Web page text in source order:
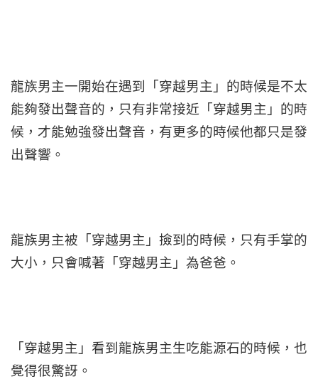
龍族男主一開始在遇到「穿越男主」的時候是不太
能夠發出聲音的，只有非常接近「穿越男主」的時
候，才能勉強發出聲音，有更多的時候他都只是發
出聲響。
龍族男主被「穿越男主」撿到的時候，只有手掌的
大小，只會喊著「穿越男主」為爸爸。
「穿越男主」看到龍族男主生吃能源石的時候，也
覺得很驚訝。